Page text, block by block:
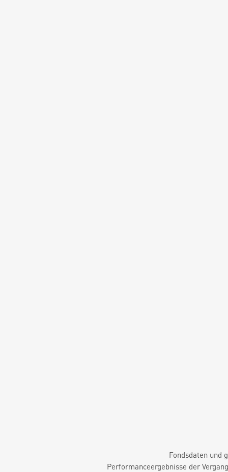
Fondsdaten und
Performanceergebnisse der